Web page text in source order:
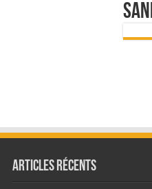
Articles récents